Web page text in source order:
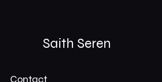
Saith Seren
Contact